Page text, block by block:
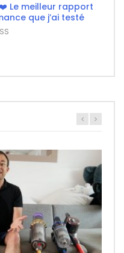
Le meilleur rapport
que j’ai testé